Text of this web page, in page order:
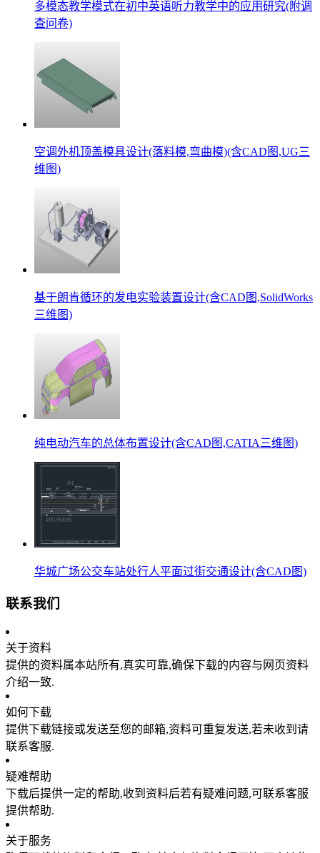
多模态教学模式在初中英语听力教学中的应用研究(附调
查问卷)
空调外机顶盖模具设计(落料模,弯曲模)(含CAD图,UG三
维图)
基于朗肯循环的发电实验装置设计(含CAD图,SolidWorks
三维图)
纯电动汽车的总体布置设计(含CAD图,CATIA三维图)
华城广场公交车站处行人平面过街交通设计(含CAD图)
联系我们
关于资料
提供的资料属本站所有,真实可靠,确保下载的内容与网页资料
介绍一致.
如何下载
提供下载链接或发送至您的邮箱,资料可重复发送,若未收到请
联系客服.
疑难帮助
下载后提供一定的帮助,收到资料后若有疑难问题,可联系客服
提供帮助.
关于服务